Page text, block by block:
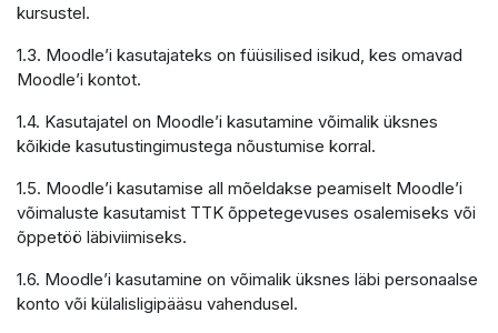
kursustel.
1.3. Moodle’i kasutajateks on füüsilised isikud, kes omavad
Moodle’i kontot.
1.4. Kasutajatel on Moodle’i kasutamine võimalik üksnes
kõikide kasutustingimustega nõustumise korral.
1.5. Moodle’i kasutamise all mõeldakse peamiselt Moodle’i
võimaluste kasutamist TTK õppetegevuses osalemiseks või
õppetöö läbiviimiseks.
1.6. Moodle’i kasutamine on võimalik üksnes läbi personaalse
konto või külalisligipääsu vahendusel.